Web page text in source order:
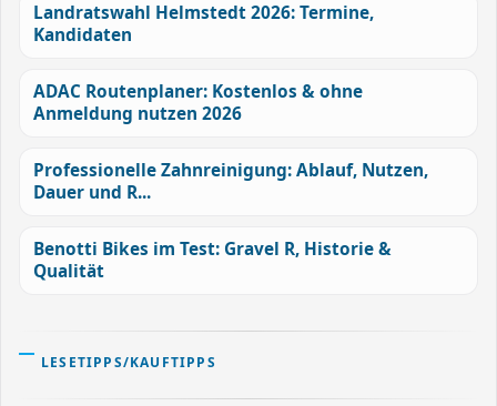
Landratswahl Helmstedt 2026: Termine,
Kandidaten
ADAC Routenplaner: Kostenlos & ohne
Anmeldung nutzen 2026
Professionelle Zahnreinigung: Ablauf, Nutzen,
Dauer und R...
Benotti Bikes im Test: Gravel R, Historie &
Qualität
LESETIPPS/KAUFTIPPS